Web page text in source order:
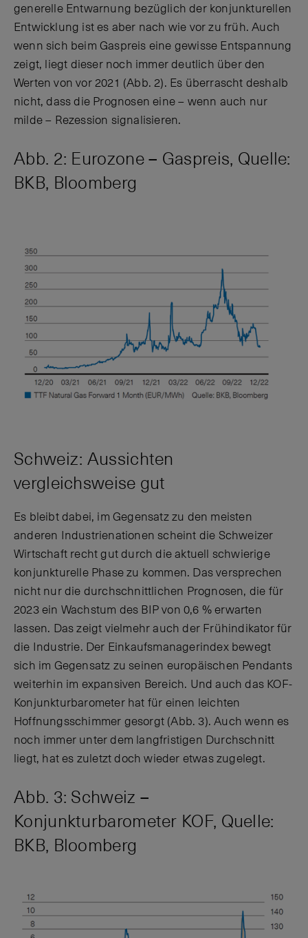
generelle Entwarnung bezüglich der konjunkturellen
Entwicklung ist es aber nach wie vor zu früh. Auch
wenn sich beim Gaspreis eine gewisse Entspannung
zeigt, liegt dieser noch immer deutlich über den
Werten von vor 2021 (Abb. 2). Es überrascht deshalb
nicht, dass die Prognosen eine – wenn auch nur
milde – Rezession signalisieren.
Abb. 2: Eurozone – Gaspreis, Quelle:
BKB, Bloomberg
Schweiz: Aussichten
vergleichsweise gut
Es bleibt dabei, im Gegensatz zu den meisten
anderen Industrienationen scheint die Schweizer
Wirtschaft recht gut durch die aktuell schwierige
konjunkturelle Phase zu kommen. Das versprechen
nicht nur die durchschnittlichen Prognosen, die für
2023 ein Wachstum des BIP von 0,6 % erwarten
lassen. Das zeigt vielmehr auch der Frühindikator für
die Industrie. Der Einkaufsmanagerindex bewegt
sich im Gegensatz zu seinen europäischen Pendants
weiterhin im expansiven Bereich. Und auch das KOF-
Konjunkturbarometer hat für einen leichten
Hoffnungsschimmer gesorgt (Abb. 3). Auch wenn es
noch immer unter dem langfristigen Durchschnitt
liegt, hat es zuletzt doch wieder etwas zugelegt.
Abb. 3: Schweiz –
Konjunkturbarometer KOF, Quelle:
BKB, Bloomberg